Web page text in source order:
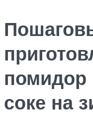
помидор
соке на